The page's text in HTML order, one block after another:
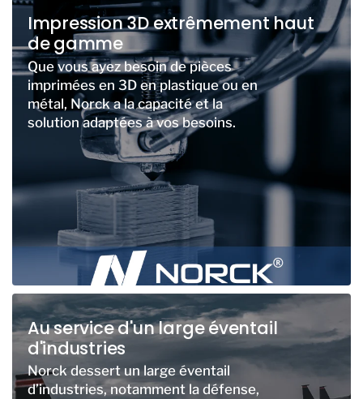
Impression 3D extrêmement haut
de gamme
Que vous ayez besoin de pièces
imprimées en 3D en plastique ou en
métal, Norck a la capacité et la
solution adaptées à vos besoins.
Au service d'un large éventail
d'industries
Norck dessert un large éventail
d’industries, notamment la défense,